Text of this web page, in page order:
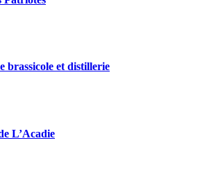
brassicole et distillerie
L’Acadie